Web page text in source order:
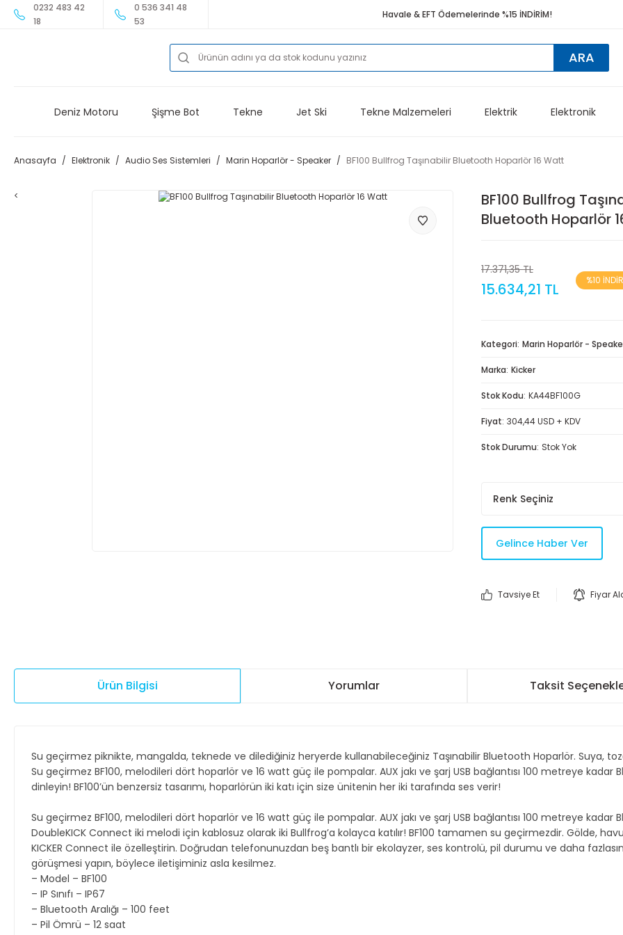
0232 483 42
18
0 536 341 48
53
Havale & EFT Ödemelerinde %15 İNDİRİM!
ARA
Deniz Motoru Şişme Bot Tekne Jet Ski Tekne Malzemeleri Elektrik Elektronik
Anasayfa Elektronik Audio Ses Sistemleri Marin Hoparlör - Speaker BF100 Bullfrog Taşınabilir Bluetooth Hoparlör 16 Watt
<
BF100 Bullfrog
Bluetooth Hoparlör
17.371,35 TL
15.634,21 TL %10
Kategori Marin Hoparlör -
Marka Kicker
Stok Kodu KA44BF100G
Fiyat 304,44 USD + KDV
Stok Durumu Stok Yok
Gelince Haber Ver
Tavsiye Et Fiyar
Ürün Bilgisi Yorumlar Taksit
Su geçirmez piknikte, mangalda, teknede ve dilediğiniz heryerde kullanabileceğiniz Taşınabilir Bluetooth Hoparlör. Suya, toza,
Su geçirmez BF100, melodileri dört hoparlör ve 16 watt güç ile pompalar. AUX jakı ve şarj USB bağlantısı 100 metreye kadar
dinleyin! BF100’ün benzersiz tasarımı, hoparlörün iki katı için size ünitenin her iki tarafında ses verir!
Su geçirmez BF100, melodileri dört hoparlör ve 16 watt güç ile pompalar. AUX jakı ve şarj USB bağlantısı 100 metreye kadar
DoubleKICK Connect iki melodi için kablosuz olarak iki Bullfrog’a kolayca katılır! BF100 tamamen su geçirmezdir. Gölde,
KICKER Connect ile özelleştirin. Doğrudan telefonunuzdan beş bantlı bir ekolayzer, ses kontrolü, pil durumu ve daha
görüşmesi yapın, böylece iletişiminiz asla kesilmez.
– Model – BF100
– IP Sınıfı – IP67
– Bluetooth Aralığı – 100 feet
– Pil Ömrü – 12 saat